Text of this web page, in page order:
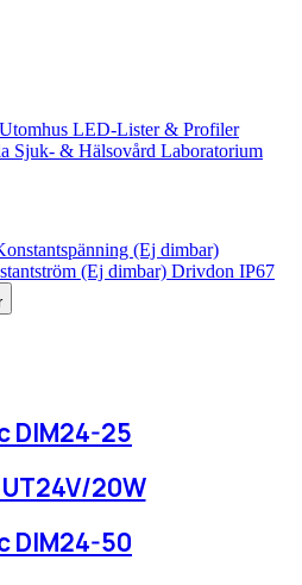
Utomhus LED-Lister & Profiler
Sjuk- & Hälsovård Laboratorium
(Ej dimbar)
(Ej dimbar) Drivdon IP67
DIM24-25
20W
DIM24-50